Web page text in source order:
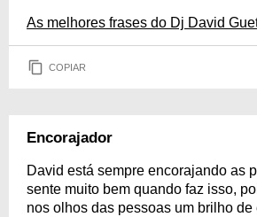
As melhores frases do Dj David
COPIAR
Encorajador
David está sempre encorajando as
sente muito bem quando faz isso,
nos olhos das pessoas um brilho